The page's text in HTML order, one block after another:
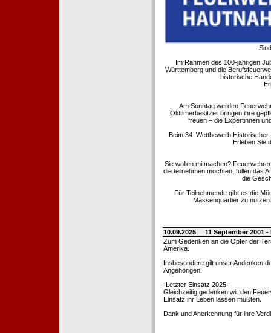
Im Rahmen des 100-jährigen
Württemberg und die
historische
Am Sonntag werden
Oldtimerbesitzer bringen ihre
freuen – die Expertinnen
Beim 34. Wettbewerb
Erleben Sie
Sie wollen mitmachen?
die teilnehmen möchten, füllen das
die
Für Teilnehmende gibt es die
Massenquartier zu
10.09.2025
11 September 2001
Zum Gedenken an die Opfer der
Amerika.
Insbesondere gilt unser Andenken
Angehörigen.
-Letzter Einsatz 2025-
Gleichzeitig gedenken wir den
Einsatz ihr Leben lassen mußten.
Dank und Anerkennung für ihre